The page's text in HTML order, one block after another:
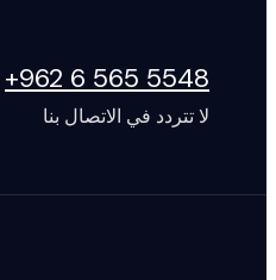
5548 565 6 962+
لا تتردد في الاتصال بنا